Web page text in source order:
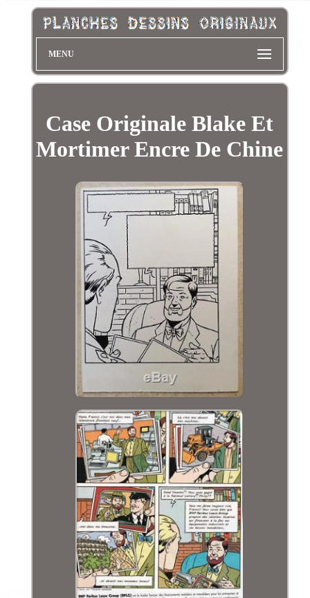
MENU
Case Originale Blake Et
Mortimer Encre De Chine